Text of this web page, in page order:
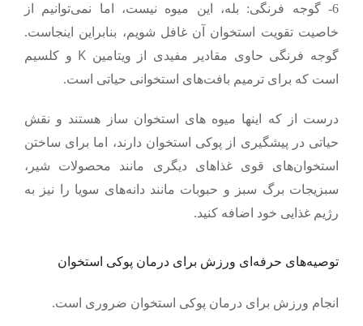
6- گوجه فرنگی:
بله، این میوه نیست، اما نمی‌توانیم از
خاصیت تقویت استخوان آن غافل شویم، بنابراین اینجاست.
گوجه فرنگی حاوی مقادیر مفیدی از ویتامین K و کلسیم
است که برای ترمیم بافت‌های استخوانی حیاتی است.
درست از که اینها میوه های استخوان ساز هستند و نقش
حیاتی در پیشگیری از پوکی استخوان دارند، اما برای ساختن
استخوان‌های قوی غذاهای دیگری مانند محصولات شیر،
سبزیجات برگ سبز و حبوبات مانند دانه‌های سویا را نیز به
رژیم غذایی خود اضافه کنید.
توصیه‌های حرفه‌ای ورزش برای درمان پوکی استخوان
انجام ورزش برای درمان پوکی استخوان ضروری است.